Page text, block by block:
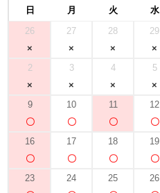
日 月 火 水
26
27 28 29
2 3 4 5
9 10 11 12
16 17 18 19
23 24 25 26